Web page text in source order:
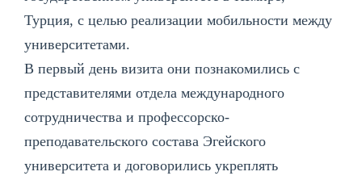
Турция, с целью реализации мобильности между
университетами.
В первый день визита они познакомились с
представителями отдела международного
сотрудничества и профессорско-
преподавательского состава Эгейского
университета и договорились укреплять